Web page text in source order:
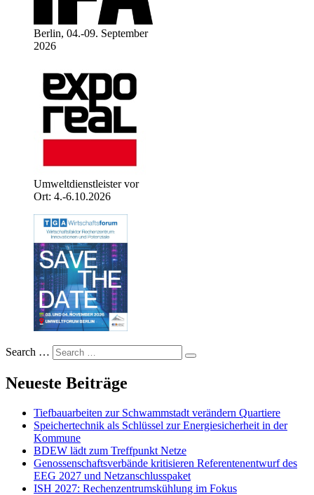
Berlin, 04.-09. September
2026
Umweltdienstleister vor
Ort: 4.-6.10.2026
Search …
Neueste Beiträge
Tiefbauarbeiten zur Schwammstadt verändern Quartiere
Speichertechnik als Schlüssel zur Energiesicherheit in der
Kommune
BDEW lädt zum Treffpunkt Netze
Genossenschaftsverbände kritisieren Referentenentwurf des
EEG 2027 und Netzanschlusspaket
ISH 2027: Rechenzentrumskühlung im Fokus